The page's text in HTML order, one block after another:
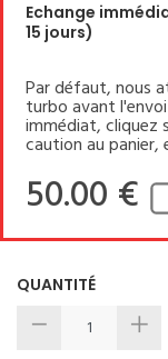
Echange
15 jours)
Par défaut, nous
turbo avant
immédiat, cliquez
caution au panier,
50.00 €
QUANTITÉ